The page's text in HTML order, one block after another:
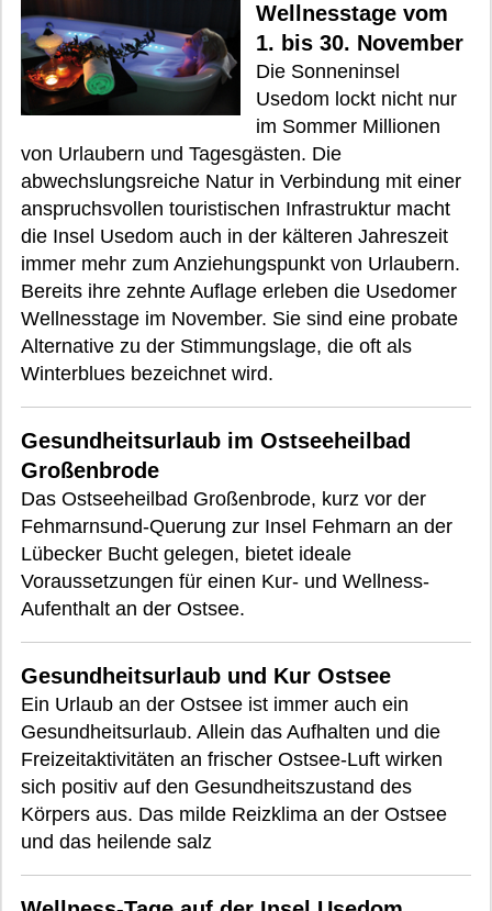
Wellnesstage vom
1. bis 30. November
Die Sonneninsel
Usedom lockt nicht nur
im Sommer Millionen
von Urlaubern und Tagesgästen. Die
abwechslungsreiche Natur in Verbindung mit einer
anspruchsvollen touristischen Infrastruktur macht
die Insel Usedom auch in der kälteren Jahreszeit
immer mehr zum Anziehungspunkt von Urlaubern.
Bereits ihre zehnte Auflage erleben die Usedomer
Wellnesstage im November. Sie sind eine probate
Alternative zu der Stimmungslage, die oft als
Winterblues bezeichnet wird.
Gesundheitsurlaub im Ostseeheilbad
Großenbrode
Das Ostseeheilbad Großenbrode, kurz vor der
Fehmarnsund-Querung zur Insel Fehmarn an der
Lübecker Bucht gelegen, bietet ideale
Voraussetzungen für einen Kur- und Wellness-
Aufenthalt an der Ostsee.
Gesundheitsurlaub und Kur Ostsee
Ein Urlaub an der Ostsee ist immer auch ein
Gesundheitsurlaub. Allein das Aufhalten und die
Freizeitaktivitäten an frischer Ostsee-Luft wirken
sich positiv auf den Gesundheitszustand des
Körpers aus. Das milde Reizklima an der Ostsee
und das heilende salz